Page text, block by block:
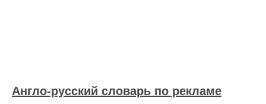
Англо-русский словарь по рекламе